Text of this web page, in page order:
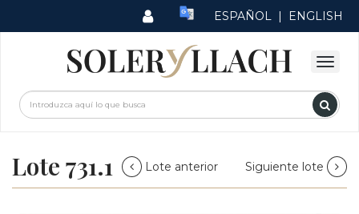
ESPAÑOL | ENGLISH
Lote 731.1 Lote anterior Siguiente lote